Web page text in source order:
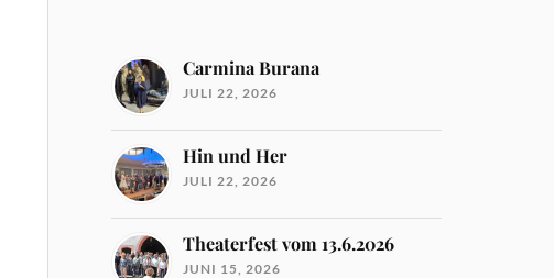
Carmina Burana
JULI 22, 2026
Hin und Her
JULI 22, 2026
Theaterfest vom 13.6.2026
JUNI 15, 2026